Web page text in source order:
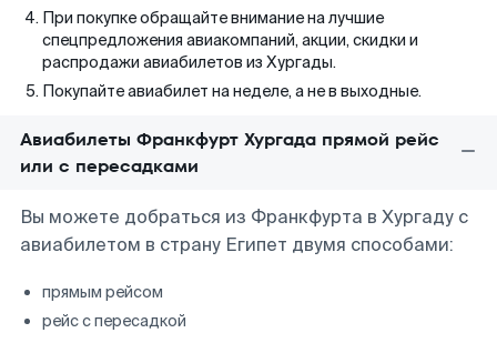
При покупке обращайте внимание на лучшие
спецпредложения авиакомпаний, акции, скидки и
распродажи авиабилетов из Хургады.
Покупайте авиабилет на неделе, а не в выходные.
Авиабилеты Франкфурт Хургада прямой рейс
или с пересадками
Вы можете добраться из Франкфурта в Хургаду с
авиабилетом в страну Египет двумя способами:
прямым рейсом
рейс с пересадкой